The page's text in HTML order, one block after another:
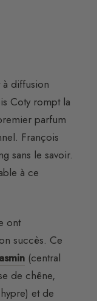
à diffusion
Coty rompt la
parfum
François
sans le savoir.
à ce
ont
succès. Ce
(central
de chêne,
et de